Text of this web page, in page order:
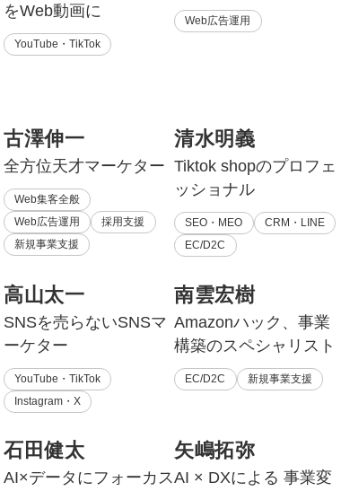
をWeb動画に
YouTube・TikTok
Web広告運用
古澤伸一
全方位天才マーケター
Web集客全般
Web広告運用
採用支援
新規事業支援
清水明義
Tiktok shopのプロフェ
ッショナル
SEO・MEO
CRM・LINE
EC/D2C
高山太一
SNSを売らないSNSマ
ーケター
YouTube・TikTok
Instagram・X
南雲宏樹
Amazonハック、事業
構築のスペシャリスト
EC/D2C 新規事業支援
石田健太
AI×データにフォーカス
矢嶋拓弥
AI × DXによる 事業変